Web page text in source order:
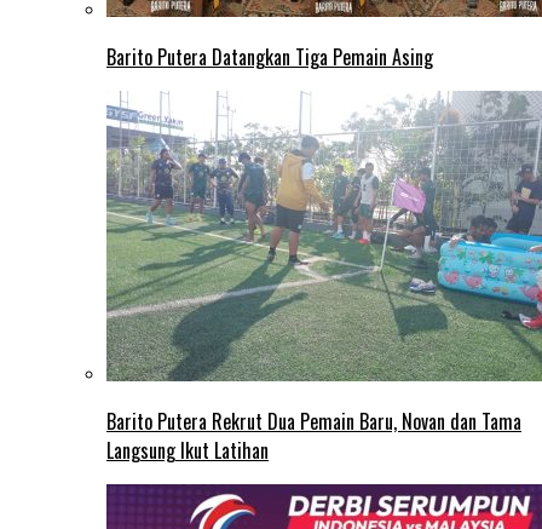
Barito Putera Datangkan Tiga Pemain Asing
Barito Putera Rekrut Dua Pemain Baru, Novan dan Tama
Langsung Ikut Latihan